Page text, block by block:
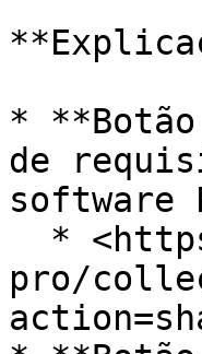
*
de
software
pro/